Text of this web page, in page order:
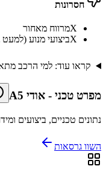
חסרונות
Xמרווח מאחור
Xביצועי מנוע
קראו עוד: למי הרכב
מפרט טכני - אודי A5
נתונים טכניים, ביצועים
השוו גרסאות